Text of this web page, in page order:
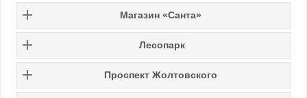
Магазин «Санта»
Лесопарк
Проспект Жолтовского